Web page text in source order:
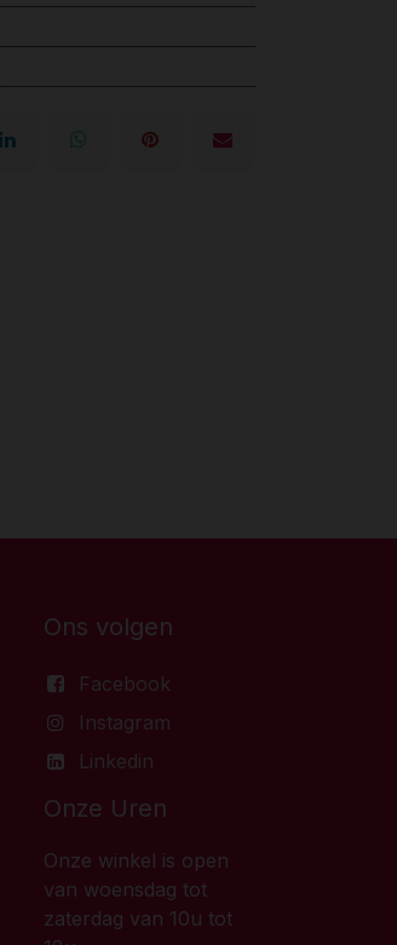
Ons volgen
Facebook
Instagram
Linkedin
Onze Uren
Onze winkel is open
van woensdag tot
zaterdag van 10u tot